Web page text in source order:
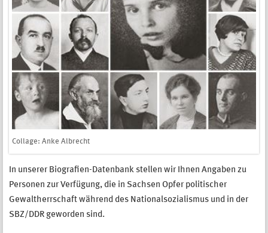
Collage: Anke Albrecht
In unserer Biografien-Datenbank stellen wir Ihnen Angaben zu
Personen zur Verfügung, die in Sachsen Opfer politischer
Gewaltherrschaft während des Nationalsozialismus und in der
SBZ/DDR geworden sind.